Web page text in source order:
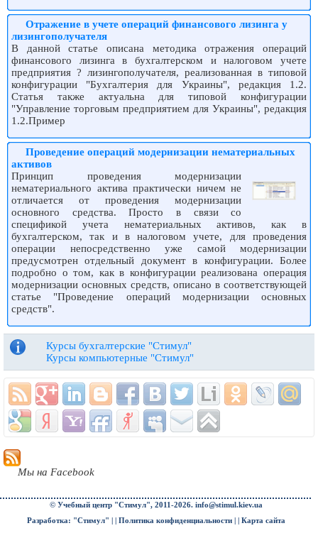
Отражение в учете операций финансового лизинга у
лизингополучателя
В данной статье описана методика отражения операций
финансового лизинга в бухгалтерском и налоговом учете
предприятия ? лизингополучателя, реализованная в типовой
конфигурации "Бухгалтерия для Украины", редакция 1.2.
Статья также актуальна для типовой конфигурации
"Управление торговым предприятием для Украины", редакция
1.2.Пример
Проведение операций модернизации нематериальных
активов
Принцип проведения модернизации
нематериального актива практически ничем не
отличается от проведения модернизации
основного средства. Просто в связи со
спецификой учета нематериальных активов, как в
бухгалтерском, так и в налоговом учете, для проведения
операции непосредственно уже самой модернизации
предусмотрен отдельный документ в конфигурации. Более
подробно о том, как в конфигурации реализована операция
модернизации основных средств, описано в соответствующей
статье "Проведение операций модернизации основных
средств".
Курсы бухгалтерские "Стимул"
Курсы компьютерные "Стимул"
Мы на Facebook
© Учебный центр "Стимул", 2011-2026. info@stimul.kiev.ua
Разработка: "Стимул" | | Политика конфиденциальности| | Карта сайта